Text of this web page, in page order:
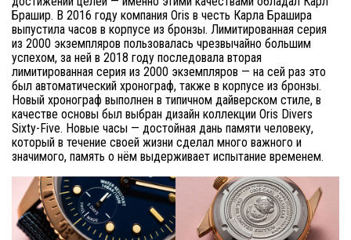
Брашир. В 2016 году компания Oris в честь Карла Брашира
выпустила часов в корпусе из бронзы. Лимитированная серия
из 2000 экземпляров пользовалась чрезвычайно большим
успехом, за ней в 2018 году последовала вторая
лимитированная серия из 2000 экземпляров — на сей раз это
был автоматический хронограф, также в корпусе из бронзы.
Новый хронограф выполнен в типичном дайверском стиле, в
качестве основы был выбран дизайн коллекции Oris Divers
Sixty-Five. Новые часы — достойная дань памяти человеку,
который в течение своей жизни сделал много важного и
значимого, память о нём выдерживает испытание временем.